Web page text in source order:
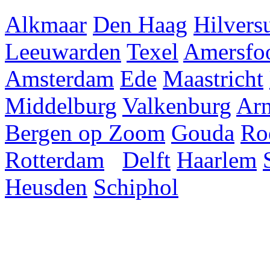
Alkmaar Den Haag
Leeuwarden Texel
Amsterdam Ede Maastricht
Middelburg Valkenburg
Bergen op Zoom Gouda
Rotterdam
Delft Haarlem
Heusden Schiphol